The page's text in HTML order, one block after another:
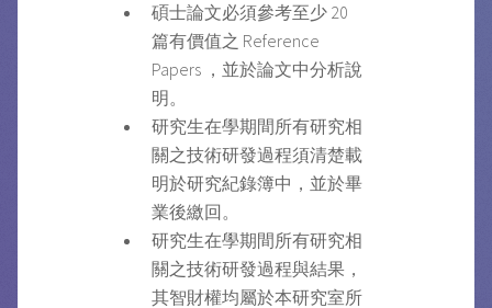
碩士論文必須參考至少 20
篇有價值之 Reference
Papers ，並於論文中分析說
明。
研究生在學期間所有研究相
關之技術研發過程須清楚載
明於研究紀錄簿中，並於畢
業後繳回。
研究生在學期間所有研究相
關之技術研發過程與結果，
其智財權均屬於本研究室所